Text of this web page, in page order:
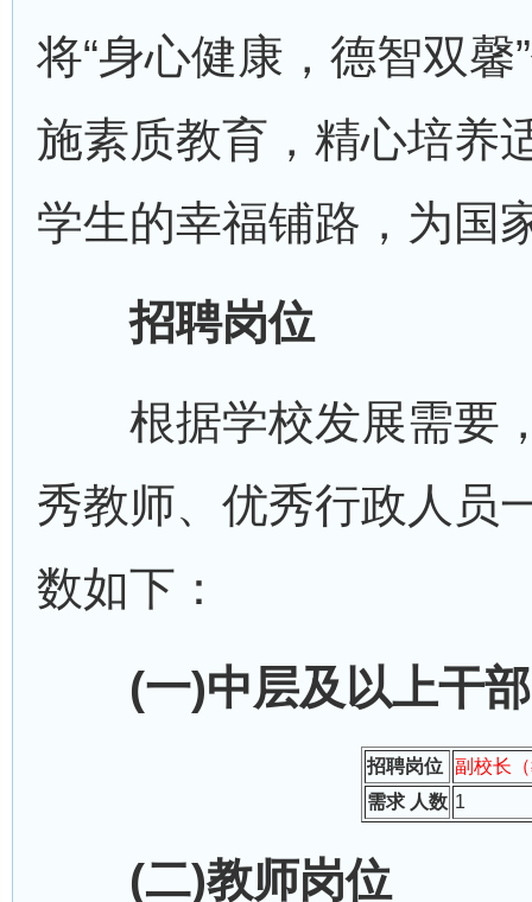
将“身心健康，德智双
施素质教育，精心培养
学生的幸福铺路，为国
招聘岗位
根据学校发展需要，
秀教师、优秀行政人员
数如下：
(一)中层及以上干部
招聘岗位 副校长
需求 人数 1
(二)教师岗位